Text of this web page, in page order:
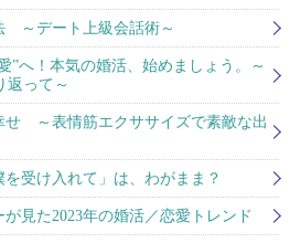
～デート上級会話術～
”へ！本気の婚活、始めましょう。～
返って～
せ ～表情筋エクササイズで素敵な出
を受け入れて」は、わがまま？
が見た2023年の婚活／恋愛トレンド